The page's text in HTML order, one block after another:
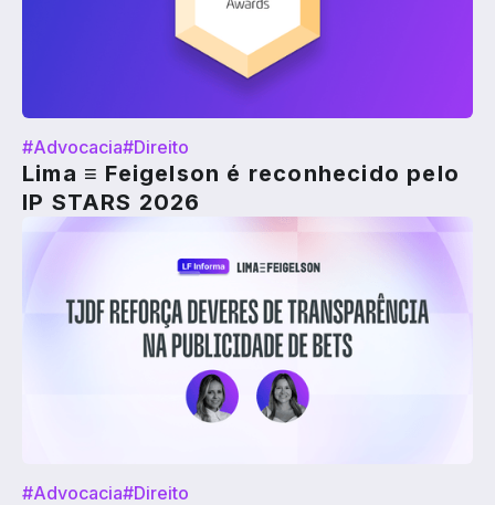
#Advocacia#Direito
Lima ≡ Feigelson é reconhecido pelo
IP STARS 2026
#Advocacia#Direito